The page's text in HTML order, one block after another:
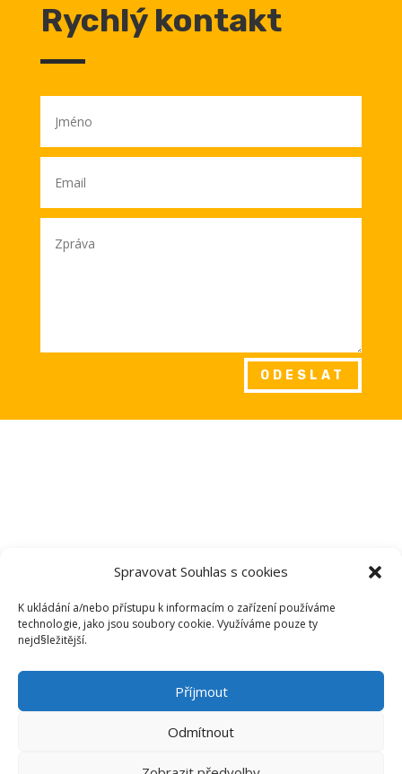
Spravovat Souhlas s cookies
K ukládání a/nebo přístupu k informacím o zařízení používáme
technologie, jako jsou soubory cookie. Využíváme pouze ty
nejd§ležitější.
Příjmout
Odmítnout
Rychlý kontakt
ODESLAT
 +420 720 223 603